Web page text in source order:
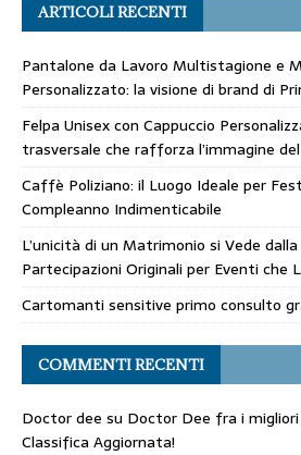
ARTICOLI RECENTI
Pantalone da Lavoro Multistagione e
Personalizzato: la visione di brand di
Felpa Unisex con Cappuccio
trasversale che rafforza l’immagine
Caffè Poliziano: il Luogo Ideale per
Compleanno Indimenticabile
L’unicità di un Matrimonio si Vede
Partecipazioni Originali per Eventi che
Cartomanti sensitive primo consulto
COMMENTI RECENTI
Doctor dee su Doctor Dee fra i
Classifica Aggiornata!